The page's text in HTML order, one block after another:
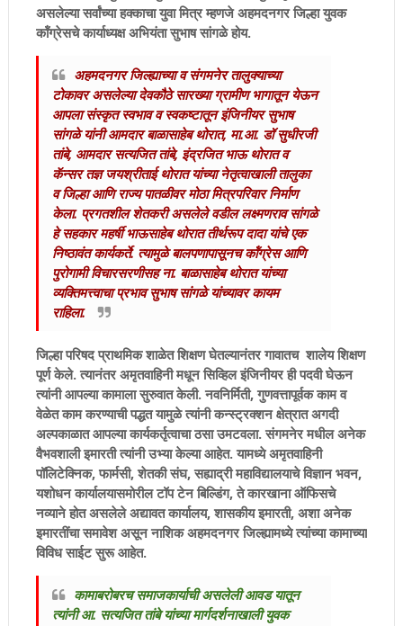
असलेल्या सर्वांच्या हक्काचा युवा मित्र म्हणजे अहमदनगर जिल्हा युवक
कॉंग्रेसचे कार्याध्यक्ष अभियंता सुभाष सांगळे होय.
अहमदनगर जिल्ह्याच्या व संगमनेर तालुक्याच्या
टोकावर असलेल्या देवकौठे सारख्या ग्रामीण भागातून येऊन
आपला संस्कृत स्वभाव व स्वकष्टातून इंजिनीयर सुभाष
सांगळे यांनी आमदार बाळासाहेब थोरात, मा.आ. डॉ सुधीरजी
तांबे, आमदार सत्यजित तांबे, इंद्रजित भाऊ थोरात व
कॅन्सर तज्ञ जयश्रीताई थोरात यांच्या नेतृत्वाखाली तालुका
व जिल्हा आणि राज्य पातळीवर मोठा मित्रपरिवार निर्माण
केला. प्रगतशील शेतकरी असलेले वडील लक्ष्मणराव सांगळे
हे सहकार महर्षी भाऊसाहेब थोरात तीर्थरूप दादा यांचे एक
निष्ठावंत कार्यकर्ते. त्यामुळे बालपणापासूनच कॉंग्रेस आणि
पुरोगामी विचारसरणीसह ना. बाळासाहेब थोरात यांच्या
व्यक्तिमत्त्वाचा प्रभाव सुभाष सांगळे यांच्यावर कायम
राहिला.
जिल्हा परिषद प्राथमिक शाळेत शिक्षण घेतल्यानंतर गावातच शालेय शिक्षण
पूर्ण केले. त्यानंतर अमृतवाहिनी मधून सिव्हिल इंजिनीयर ही पदवी घेऊन
त्यांनी आपल्या कामाला सुरुवात केली. नवनिर्मिती, गुणवत्तापूर्वक काम व
वेळेत काम करण्याची पद्धत यामुळे त्यांनी कन्स्ट्रक्शन क्षेत्रात अगदी
अल्पकाळात आपल्या कार्यकर्तृत्वाचा ठसा उमटवला. संगमनेर मधील अनेक
वैभवशाली इमारती त्यांनी उभ्या केल्या आहेत. यामध्ये अमृतवाहिनी
पॉलिटेक्निक, फार्मसी, शेतकी संघ, सह्याद्री महाविद्यालयाचे विज्ञान भवन,
यशोधन कार्यालयासमोरील टॉप टेन बिल्डिंग, ते कारखाना ऑफिसचे
नव्याने होत असलेले अद्यावत कार्यालय, शासकीय इमारती, अशा अनेक
इमारतींचा समावेश असून नाशिक अहमदनगर जिल्ह्यामध्ये त्यांच्या कामाच्या
विविध साईट सुरू आहेत.
कामाबरोबरच समाजकार्याची असलेली आवड यातून
त्यांनी आ. सत्यजित तांबे यांच्या मार्गदर्शनाखाली युवक